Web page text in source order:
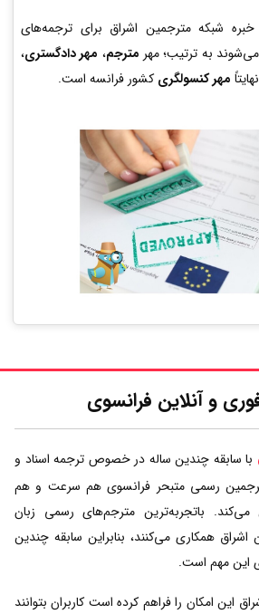
شبکه مترجمین اشراق برای ترجمه‌های
به ترتیب؛ مهر مترجم، مهر دادگستری،
مهر کنسولگری کشور فرانسه است.
و آنلاین فرانسوی
با سابقه چندین ساله در خصوص ترجمه اسناد و
رسمی متبحر فرانسوی هم سرعت و هم
باتجربه‌ترین مترجم‌های رسمی زبان
همکاری می‌کنند، بنابراین سابقه چندین
این مهم است.
این امکان را فراهم کرده است کاربران بتوانند